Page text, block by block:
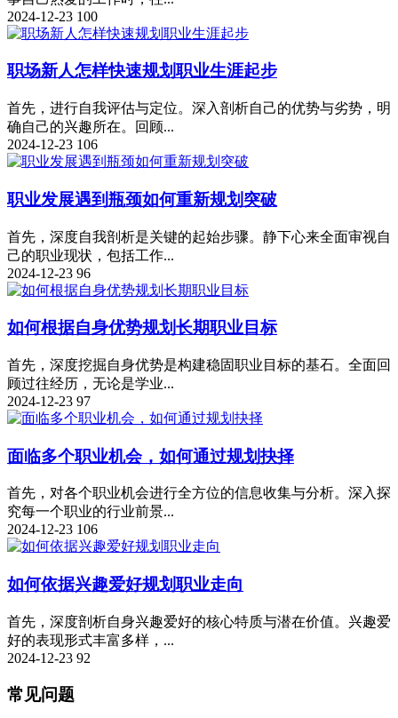
2024-12-23 100
职场新人怎样快速规划职业生涯起步
首先，进行自我评估与定位。深入剖析自己的优势与劣势，明
确自己的兴趣所在。回顾...
2024-12-23 106
职业发展遇到瓶颈如何重新规划突破
首先，深度自我剖析是关键的起始步骤。静下心来全面审视自
己的职业现状，包括工作...
2024-12-23 96
如何根据自身优势规划长期职业目标
首先，深度挖掘自身优势是构建稳固职业目标的基石。全面回
顾过往经历，无论是学业...
2024-12-23 97
面临多个职业机会，如何通过规划抉择
首先，对各个职业机会进行全方位的信息收集与分析。深入探
究每一个职业的行业前景...
2024-12-23 106
如何依据兴趣爱好规划职业走向
首先，深度剖析自身兴趣爱好的核心特质与潜在价值。兴趣爱
好的表现形式丰富多样，...
2024-12-23 92
常见问题